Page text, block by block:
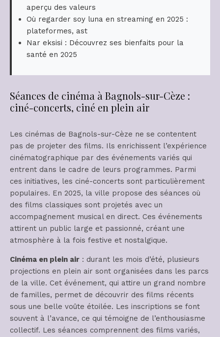
aperçu des valeurs
Où regarder soy luna en streaming en 2025 :
plateformes, ast
Nar eksisi : Découvrez ses bienfaits pour la
santé en 2025
Séances de cinéma à Bagnols-sur-Cèze :
ciné-concerts, ciné en plein air
Les cinémas de Bagnols-sur-Cèze ne se contentent
pas de projeter des films. Ils enrichissent l’expérience
cinématographique par des événements variés qui
entrent dans le cadre de leurs programmes. Parmi
ces initiatives, les ciné-concerts sont particulièrement
populaires. En 2025, la ville propose des séances où
des films classiques sont projetés avec un
accompagnement musical en direct. Ces événements
attirent un public large et passionné, créant une
atmosphère à la fois festive et nostalgique.
Cinéma en plein air : durant les mois d’été, plusieurs
projections en plein air sont organisées dans les parcs
de la ville. Cet événement, qui attire un grand nombre
de familles, permet de découvrir des films récents
sous une belle voûte étoilée. Les inscriptions se font
souvent à l’avance, ce qui témoigne de l’enthousiasme
collectif. Les séances comprennent des films variés,